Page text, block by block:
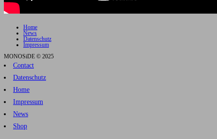
Home
News
Datenschutz
Impressum
MONOSiDE © 2025
Contact
Datenschutz
Home
Impressum
News
Shop